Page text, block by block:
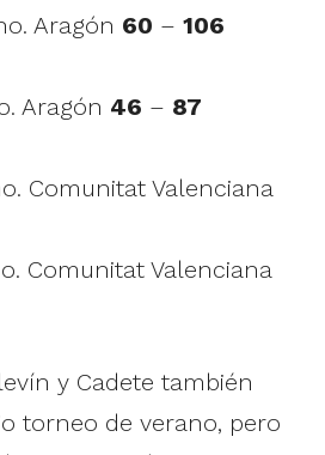
Aragón 60 – 106
Aragón 46 – 87
Comunitat Valenciana
Comunitat Valenciana
y Cadete también
torneo de verano, pero